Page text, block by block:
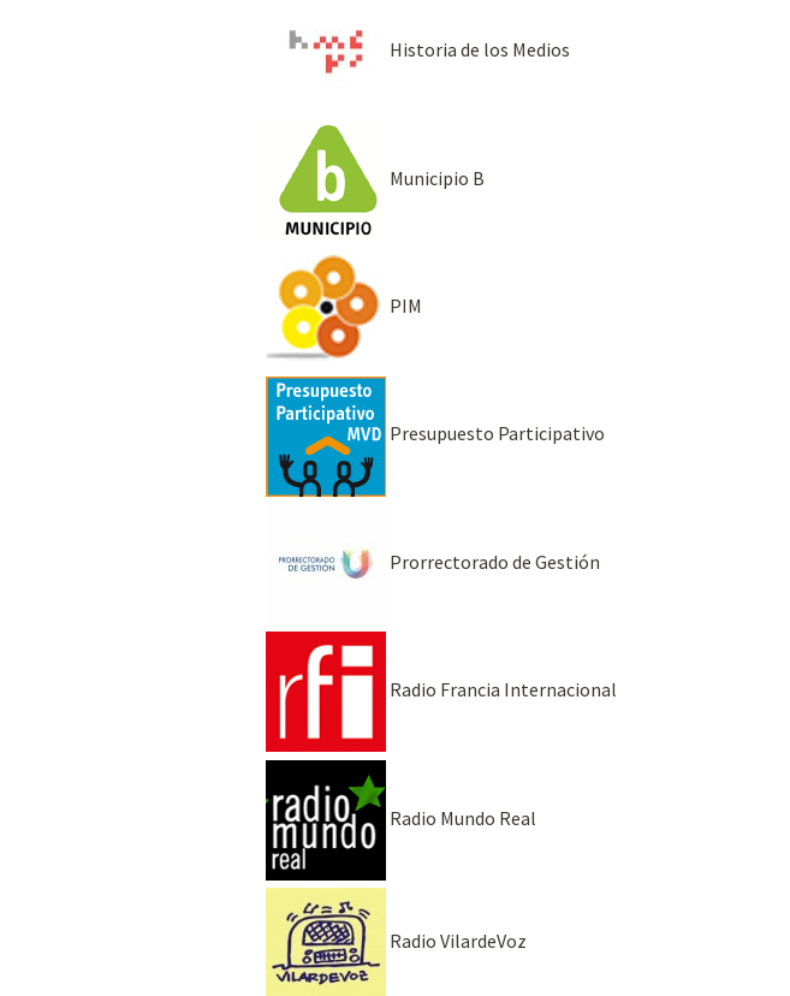
Historia de los Medios
Municipio B
PIM
Presupuesto Participativo
Prorrectorado de Gestión
Radio Francia Internacional
Radio Mundo Real
Radio VilardeVoz